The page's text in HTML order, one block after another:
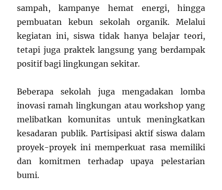
sampah, kampanye hemat energi, hingga
pembuatan kebun sekolah organik. Melalui
kegiatan ini, siswa tidak hanya belajar teori,
tetapi juga praktek langsung yang berdampak
positif bagi lingkungan sekitar.
Beberapa sekolah juga mengadakan lomba
inovasi ramah lingkungan atau workshop yang
melibatkan komunitas untuk meningkatkan
kesadaran publik. Partisipasi aktif siswa dalam
proyek-proyek ini memperkuat rasa memiliki
dan komitmen terhadap upaya pelestarian
bumi.